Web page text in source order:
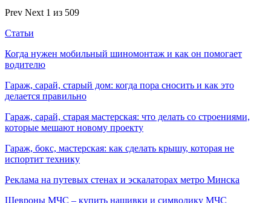
Prev Next 1 из 509
Статьи
Когда нужен мобильный шиномонтаж и как он помогает
водителю
Гараж, сарай, старый дом: когда пора сносить и как это
делается правильно
Гараж, сарай, старая мастерская: что делать со строениями,
которые мешают новому проекту
Гараж, бокс, мастерская: как сделать крышу, которая не
испортит технику
Реклама на путевых стенах и эскалаторах метро Минска
Шевроны МЧС – купить нашивки и символику МЧС